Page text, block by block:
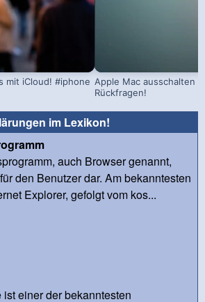
mit iCloud! #iphone Apple Mac ausschalten
Rückfragen!
im Lexikon!
auch Browser genannt,
den Benutzer dar. Am bekanntesten
Explorer, gefolgt vom kos...
einer der bekanntesten